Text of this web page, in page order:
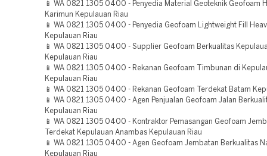
📱 WA 0821 1305 0400 - Penyedia Material Geoteknik Geofoam
Karimun Kepulauan Riau
📱 WA 0821 1305 0400 - Penyedia Geofoam Lightweight Fill
Kepulauan Riau
📱 WA 0821 1305 0400 - Supplier Geofoam Berkualitas
Kepulauan Riau
📱 WA 0821 1305 0400 - Rekanan Geofoam Timbunan di
Kepulauan Riau
📱 WA 0821 1305 0400 - Rekanan Geofoam Terdekat Batam
📱 WA 0821 1305 0400 - Agen Penjualan Geofoam Jalan
Kepulauan Riau
📱 WA 0821 1305 0400 - Kontraktor Pemasangan Geofoam
Terdekat Kepulauan Anambas Kepulauan Riau
📱 WA 0821 1305 0400 - Agen Geofoam Jembatan Berkualitas
Kepulauan Riau